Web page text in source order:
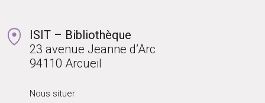
ISIT – Bibliothèque
23 avenue Jeanne d’Arc
94110 Arcueil
Nous situer